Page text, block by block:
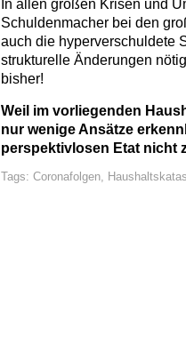
In allen großen Krisen und
Schuldenmacher bei den
auch die hyperverschuldete
strukturelle Änderungen
bisher!
Weil im vorliegenden
nur wenige Ansätze
perspektivlosen Etat nicht
Tags: Coronafolgen,